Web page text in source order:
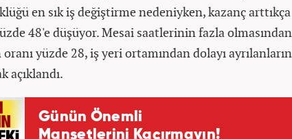
en sık iş değiştirme nedeniyken, kazanç arttıkça
48'e düşüyor. Mesai saatlerinin fazla olmasından
yüzde 28, iş yeri ortamından dolayı ayrılanların
açıklandı.